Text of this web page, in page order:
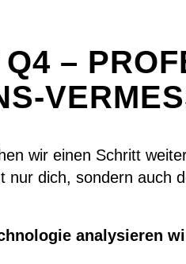
–
wir einen Schritt
nur dich, sondern auch
analysieren